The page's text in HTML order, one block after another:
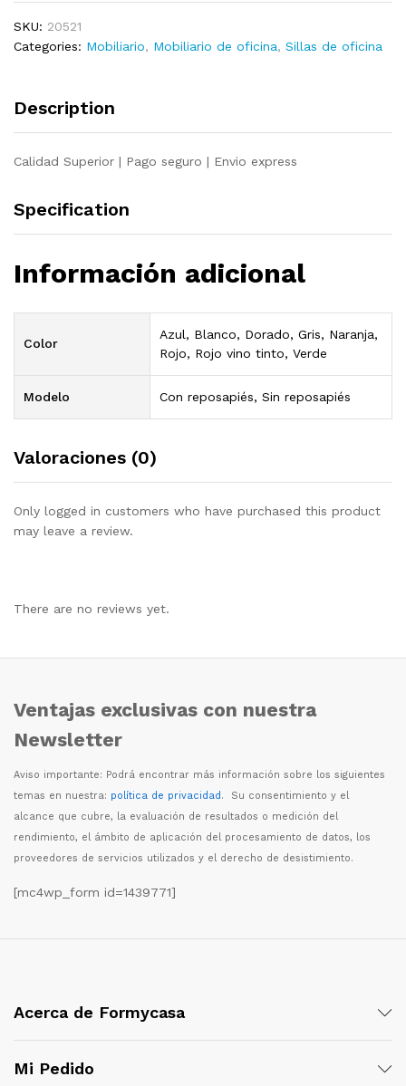
y
azul
SKU: 20521
Categories: Mobiliario, Mobiliario de oficina, Sillas de oficina
Description
Calidad Superior | Pago seguro | Envio express
Specification
Información adicional
Color
Azul, Blanco, Dorado, Gris, Naranja,
Rojo, Rojo vino tinto, Verde
Modelo Con reposapiés, Sin reposapiés
Valoraciones (0)
Only logged in customers who have purchased this product
may leave a review.
There are no reviews yet.
Ventajas exclusivas con nuestra
Newsletter
Aviso importante: Podrá encontrar más información sobre los siguientes
temas en nuestra: política de privacidad. Su consentimiento y el
alcance que cubre, la evaluación de resultados o medición del
rendimiento, el ámbito de aplicación del procesamiento de datos, los
proveedores de servicios utilizados y el derecho de desistimiento.
[mc4wp_form id=1439771]
Acerca de Formycasa
Mi Pedido